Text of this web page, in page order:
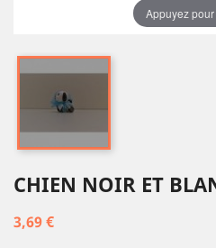
Appuyez
CHIEN NOIR ET
3,69 €